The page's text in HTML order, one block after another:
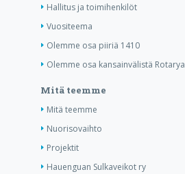
Hallitus ja toimihenkilöt
Vuositeema
Olemme osa piiriä 1410
Olemme osa kansainvälistä Rotarya
Mitä teemme
Mitä teemme
Nuorisovaihto
Projektit
Hauenguan Sulkaveikot ry